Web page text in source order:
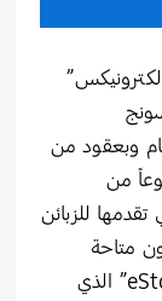
وبعقود من
من
للزبائن
متاحة
أمامهم عبر متجر سامسونج الإلكتروني “eStore” الذي